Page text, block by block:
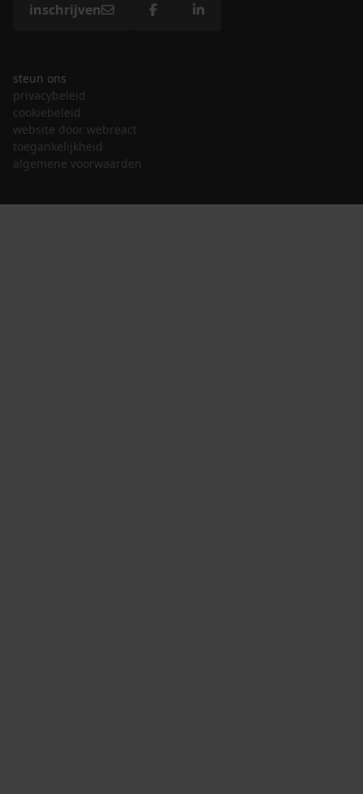
inschrijven
steun ons
privacybeleid
cookiebeleid
website door webreact
toegankelijkheid
algemene voorwaarden